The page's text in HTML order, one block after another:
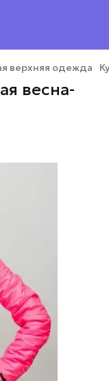
верхняя одежда
весна-